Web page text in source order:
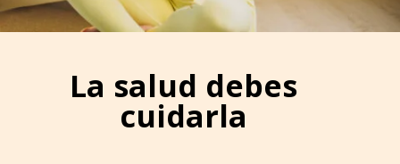
La salud debes
cuidarla